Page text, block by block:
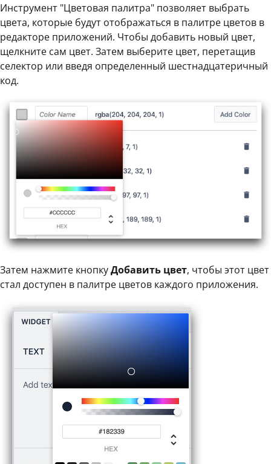
Инструмент "Цветовая палитра" позволяет выбрать
цвета, которые будут отображаться в палитре цветов в
редакторе приложений. Чтобы добавить новый цвет,
щелкните сам цвет. Затем выберите цвет, перетащив
селектор или введя определенный шестнадцатеричный
код.
Затем нажмите кнопкуДобавить цвет, чтобы этот цвет
стал доступен в палитре цветов каждого приложения.